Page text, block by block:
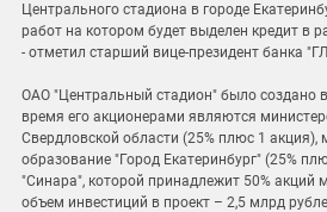
Центрального стадиона в городе
работ на котором будет выделен кредит в
- отметил старший вице-президент банка
ОАО "Центральный стадион" было создано
время его акционерами являются
Свердловской области (25% плюс 1 акция),
образование "Город Екатеринбург" (25%
"Синара", которой принадлежит 50% акций
объем инвестиций в проект – 2,5 млрд